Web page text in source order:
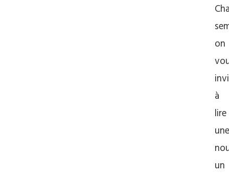
on
à
lire
une
un